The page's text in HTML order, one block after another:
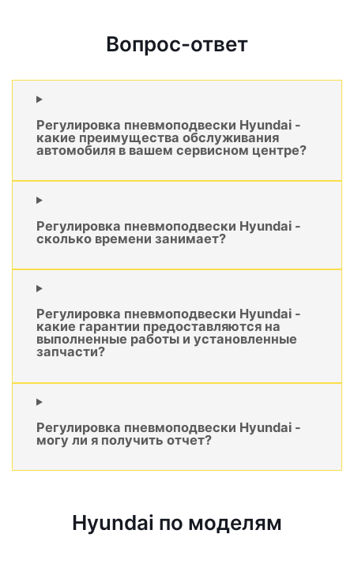
Вопрос-ответ
Регулировка пневмоподвески Hyundai -
какие преимущества обслуживания
автомобиля в вашем сервисном центре?
Регулировка пневмоподвески Hyundai -
сколько времени занимает?
Регулировка пневмоподвески Hyundai -
какие гарантии предоставляются на
выполненные работы и установленные
запчасти?
Регулировка пневмоподвески Hyundai -
могу ли я получить отчет?
Hyundai по моделям